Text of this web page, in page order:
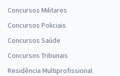
Concursos Militares
Concursos Policiais
Concursos Saúde
Concursos Tribunais
Residência Multiprofissional